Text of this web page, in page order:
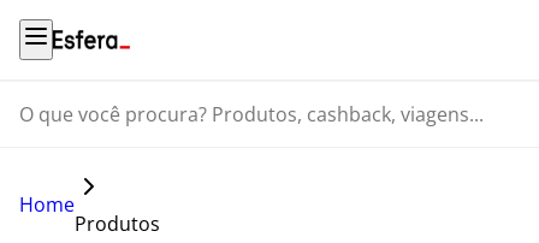
O que você procura? Produtos, cashback, viagens...
Home
Produtos